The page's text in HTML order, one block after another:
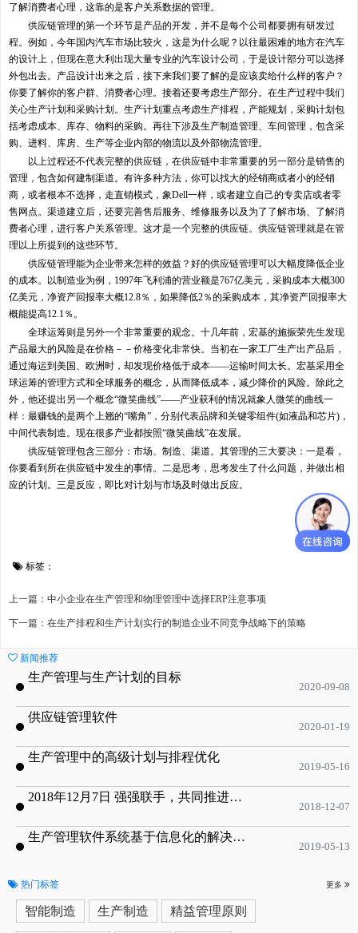
了解消费者心理，这靠的是客户关系数据的管理。
供应链管理的第一个环节是产品的开发，并不是每个公司都要拥有研发过
程。例如，今年国内汽车市场比较火，这是为什么呢？以往最困难的地方在汽车
的设计上，但现在意大利出现大量专业的汽车设计公司，于是设计部分可以选择
外包出去。产品设计出来之后，接下来我们要了解的是应该卖给什么样的客户？
你要了解你的客户群、消费者心理。接着还要考虑生产部分。在生产过程中我们
关心生产计划和采购计划。生产计划重点考虑生产排程，产能规划，采购计划包
括考虑成本、库存、物料的采购。再往下涉及生产制造管理、车间管理，包含采
购、进料、库房、生产等企业内部的物流以及外部物流管理。
以上过程还不代表完整的供应链，在供应链中非常重要的另一部分是销售的
管理，包含如何建制渠道。有许多种方法，你可以找大的经销商或者小的经销
商，或者根本不选择，走直销模式，象Dell一样，或者建立自己的专卖店或者零
售网点。渠道建立后，还要完善售后服务、维修服务以及为了了解市场、了解消
费者心理，进行客户关系管理。这才是一个完整的供应链。供应链管理就是在管
理以上所提到的这些环节。
供应链管理能为企业带来怎样的效益？好的供应链管理可以大幅度降低企业
的成本。以制造业为例，1997年飞利浦的营业额是767亿美元，采购成本大概300
亿美元，净资产回报率大概12.8％，如果降低2％的采购成本，其净资产回报率大
概能提高12.1％。
全球运筹则是另外一个非常重要的观念。十几年前，宏基的施振荣先生发现
产品最大的风险是在价格－－价格变化非常快。当初在一家工厂生产出产品后，
通过海运到美国、欧洲时，却发现价格低于成本——运输时间太长。宏基采用全
球运筹的管理方式和全球服务的概念，从而降低成本，减少降价的风险。除此之
外，他还提出另一个概念“微笑曲线”——产业获利的情况就象人微笑的曲线一
样：最赚钱的是两个上翘的“嘴角”，分别代表品牌和关键零组件(如液晶和芯片)，
中间代表制造。现在很多产业都按照“微笑曲线”在发展。
供应链管理包含三部分：市场、制造、渠道。其管理的三大要决：一是看，
你要看到所在供应链中发生的事情。二是思考，思考发生了什么问题，并做出相
应的计划。三是反应，即比对计划与市场及时做出反应。
标签：
上一篇：中小企业在生产管理和物理管理中选择ERP注意事项
下一篇：在生产排程和生产计划实行的制造企业不同竞争战略下的策略
新闻推荐
生产管理与生产计划的目标
2020-09-08
供应链管理软件
2020-01-19
生产管理中的高级计划与排程优化
2019-05-16
2018年12月7日 强强联手，共同推进电子器件领域APS应用典范 风华高科生产自动化工业互联网应用项目-APS项目启动会
2018-12-07
生产管理软件系统基于信息化的解决方案
2019-05-13
热门标签 更多
智能制造 生产制造 精益管理原则